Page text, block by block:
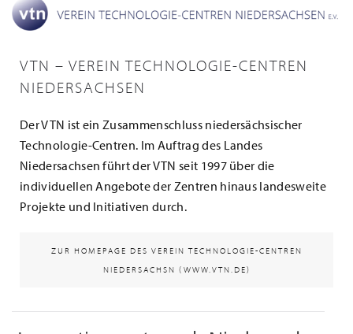
VTN – VEREIN TECHNOLOGIE-CENTREN
NIEDERSACHSEN
Der VTN ist ein Zusammenschluss niedersächsischer
Technologie-Centren. Im Auftrag des Landes
Niedersachsen führt der VTN seit 1997 über die
individuellen Angebote der Zentren hinaus landesweite
Projekte und Initiativen durch.
ZUR HOMEPAGE DES VEREIN TECHNOLOGIE-CENTREN
NIEDERSACHSN (WWW.VTN.DE)